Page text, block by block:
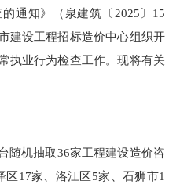
通知》（泉建筑〔2025〕15
建设工程招标造价中心组织开
执业行为检查工作。现将有关
机抽取36家工程建设造价咨
17家、洛江区5家、石狮市1